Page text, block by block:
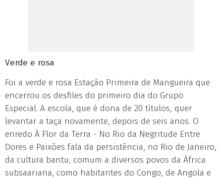
Verde e rosa
Foi a verde e rosa Estação Primeira de Mangueira que
encerrou os desfiles do primeiro dia do Grupo
Especial. A escola, que é dona de 20 títulos, quer
levantar a taça novamente, depois de seis anos. O
enredo À Flor da Terra - No Rio da Negritude Entre
Dores e Paixões fala da persistência, no Rio de Janeiro,
da cultura bantu, comum a diversos povos da África
subsaariana, como habitantes do Congo, de Angola e